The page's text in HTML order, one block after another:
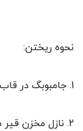
نحوه ریختن:
1. جامبوبگ در قاب فلزی یا پالت قرار گیرد.
2. نازل مخزن قیر مستقیماً وارد دهانه کیسه شود.